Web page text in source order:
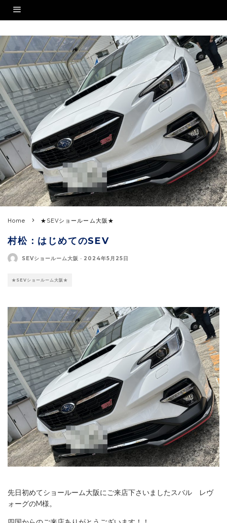
Home ★SEVショールーム大阪★
村松：はじめてのSEV
SEVショールーム大阪 · 2024年5月25日
★SEVショールーム大阪★
先日初めてショールーム大阪にご来店下さいましたスバル レヴ
ォーグのM様。